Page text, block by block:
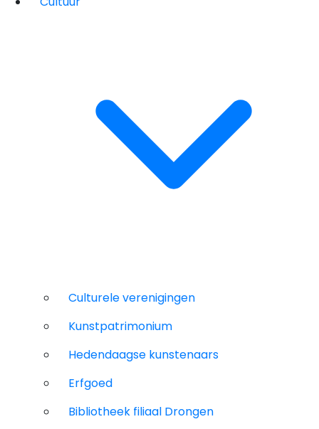
Culturele verenigingen
Kunstpatrimonium
Hedendaagse kunstenaars
Erfgoed
Bibliotheek filiaal Drongen